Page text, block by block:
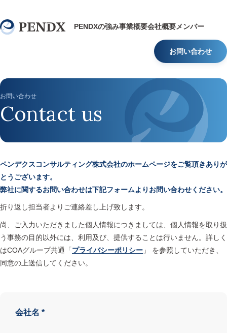
PENDXの強み事業概要会社概要メンバー
お問い合わせ
お問い合わせ
Contact us
ペンデクスコンサルティング株式会社のホームページをご覧頂きありが
とうございます。
弊社に関するお問い合わせは下記フォームよりお問い合わせください。
折り返し担当者よりご連絡差し上げ致します。
尚、ご入力いただきました個人情報につきましては、個人情報を取り扱
う事務の目的以外には、利用及び、提供することは行いません。詳しく
はCOAグループ共通「プライバシーポリシー 」 を参照していただき、
同意の上送信してください。
会社名 *